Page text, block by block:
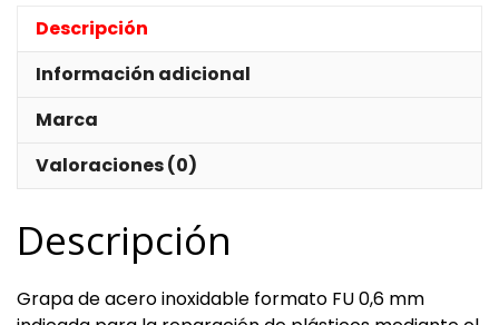
Descripción
Información adicional
Marca
Valoraciones (0)
Descripción
Grapa de acero inoxidable formato FU 0,6 mm